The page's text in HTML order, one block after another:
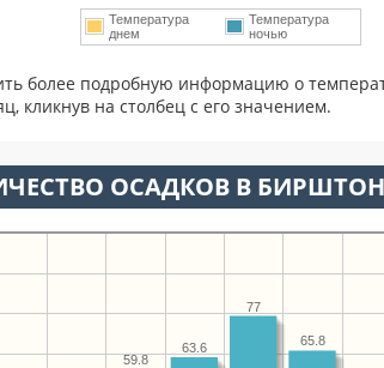
Температура
днем
Температура
ночью
более подробную информацию о
кликнув на столбец с его значением.
ОСАДКОВ В
65.8
77
63.6
59.8